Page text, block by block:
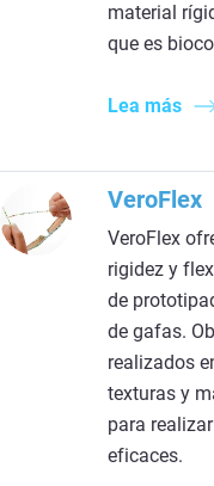
material
que es
Lea más
VeroFlex
VeroFlex
rigidez y
de
de gafas.
realizados
texturas y
para
eficaces.